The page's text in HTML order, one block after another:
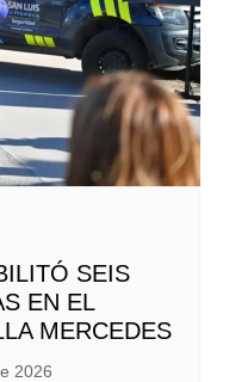
SEIS
EN EL
MERCEDES
2026